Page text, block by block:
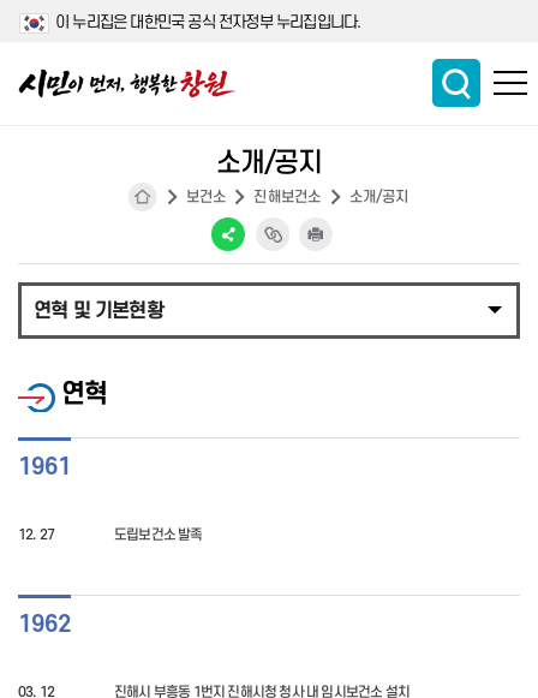
이 누리집은 대한민국 공식 전자정부 누리집입니다.
보건소 진해보건소 소개/공지
소개/공지
연혁 및 기본현황
연혁
1961
12. 27 도립보건소 발족
1962
03. 12 진해시 부흥동 1번지 진해시청 청사 내 임시보건소 설치